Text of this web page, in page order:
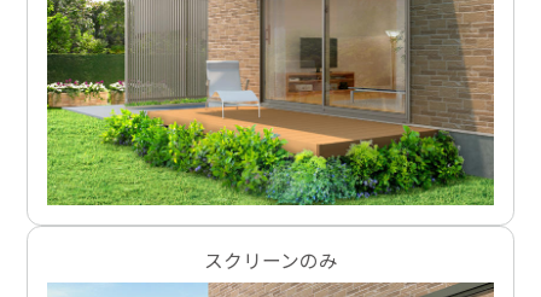
スクリーンのみ